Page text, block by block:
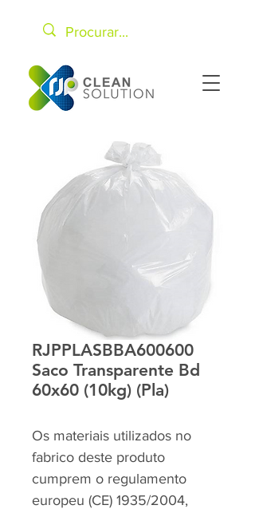
RJPPLASBBA600600
Saco Transparente Bd
60x60 (10kg) (Pla)
Os materiais utilizados no
fabrico deste produto
cumprem o regulamento
europeu (CE) 1935/2004,